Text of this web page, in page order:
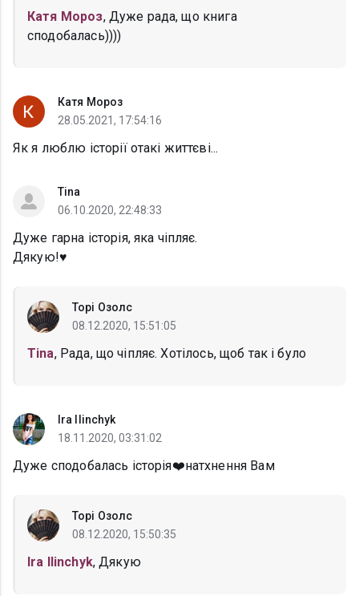
Катя Мороз, Дуже рада, що книга
сподобалась))))
Катя Мороз
28.05.2021, 17:54:16
Як я люблю історії отакі життєві...
Tina
06.10.2020, 22:48:33
Дуже гарна історія, яка чіпляє.
Дякую!♥️
Торі Озолс
08.12.2020, 15:51:05
Tina, Рада, що чіпляє. Хотілось, щоб так і було
Ira Ilinchyk
18.11.2020, 03:31:02
Дуже сподобалась історія❤️натхнення Вам
Торі Озолс
08.12.2020, 15:50:35
Ira Ilinchyk, Дякую